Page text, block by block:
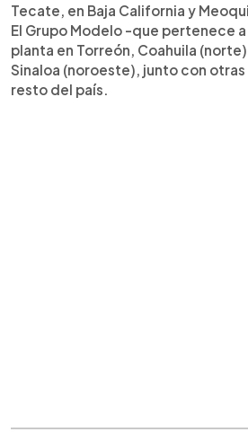
Tecate, en Baja California y
El Grupo Modelo -que pertenece a
planta en Torreón, Coahuila
Sinaloa (noroeste), junto con
resto del país.